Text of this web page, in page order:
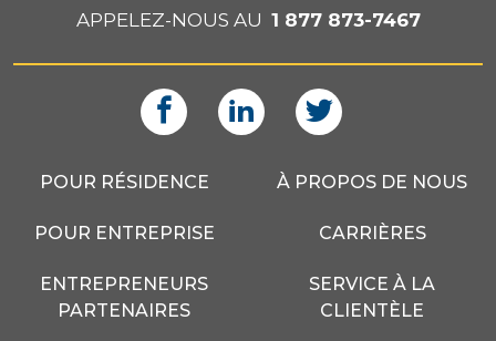
APPELEZ-NOUS AU 1 877 873-7467
POUR RÉSIDENCE
POUR ENTREPRISE
ENTREPRENEURS
PARTENAIRES
À PROPOS DE NOUS
CARRIÈRES
SERVICE À LA
CLIENTÈLE